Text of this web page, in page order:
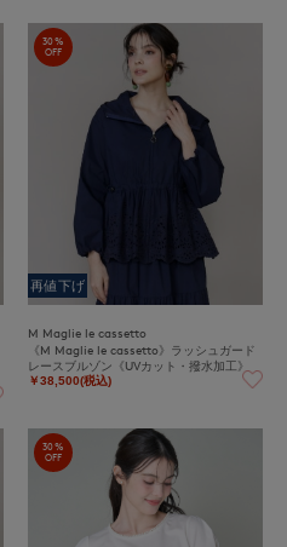
30%
OFF
再値下げ
M Maglie le cassetto
《M Maglie le cassetto》ラッシュガード
レースブルゾン《UVカット・撥水加工》
￥38,500(税込)
30%
OFF